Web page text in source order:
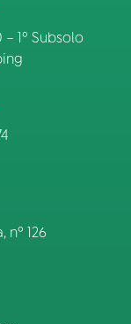
1º Subsolo
nº 126